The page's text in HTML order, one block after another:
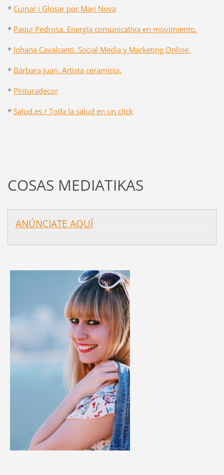
* Cuinar i Glosar por Mari Nova
* Paqui Pedrosa. Energía comunicativa en movimiento.
* Johana Cavalcanti. Social Media y Marketing Online.
* Bárbara Juan. Artista ceramista.
* Pinturadecor
* Salud.es / Toda la salud en un click
COSAS MEDIATIKAS
ANÚNCIATE AQUÍ